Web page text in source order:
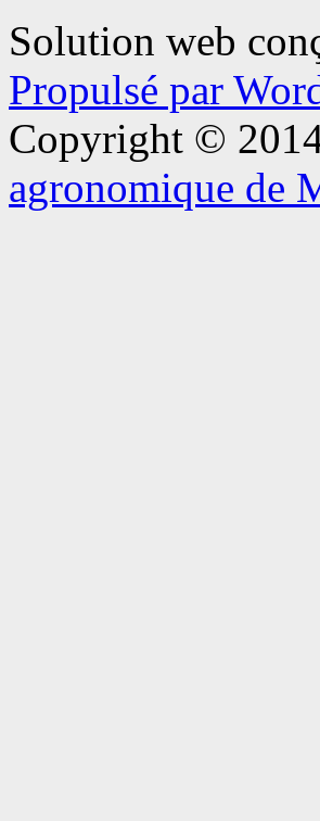
Solution web
Propulsé par
Copyright ©
agronomique de